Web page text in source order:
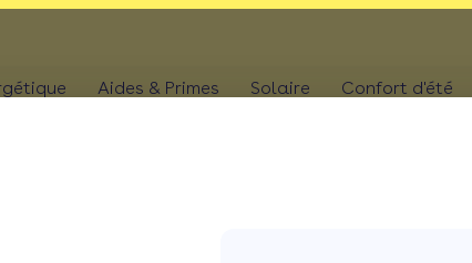
Aides & Primes Solaire Confort d'été